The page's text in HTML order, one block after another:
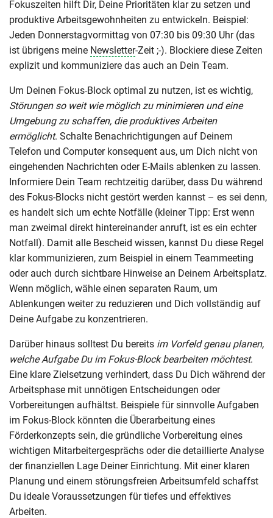
Fokuszeiten hilft Dir, Deine Prioritäten klar zu setzen und
produktive Arbeitsgewohnheiten zu entwickeln. Beispiel:
Jeden Donnerstagvormittag von 07:30 bis 09:30 Uhr (das
ist übrigens meine Newsletter-Zeit ;-). Blockiere diese Zeiten
explizit und kommuniziere das auch an Dein Team.
Um Deinen Fokus-Block optimal zu nutzen, ist es wichtig,
Störungen so weit wie möglich zu minimieren und eine
Umgebung zu schaffen, die produktives Arbeiten
ermöglicht. Schalte Benachrichtigungen auf Deinem
Telefon und Computer konsequent aus, um Dich nicht von
eingehenden Nachrichten oder E-Mails ablenken zu lassen.
Informiere Dein Team rechtzeitig darüber, dass Du während
des Fokus-Blocks nicht gestört werden kannst – es sei denn,
es handelt sich um echte Notfälle (kleiner Tipp: Erst wenn
man zweimal direkt hintereinander anruft, ist es ein echter
Notfall). Damit alle Bescheid wissen, kannst Du diese Regel
klar kommunizieren, zum Beispiel in einem Teammeeting
oder auch durch sichtbare Hinweise an Deinem Arbeitsplatz.
Wenn möglich, wähle einen separaten Raum, um
Ablenkungen weiter zu reduzieren und Dich vollständig auf
Deine Aufgabe zu konzentrieren.
Darüber hinaus solltest Du bereits im Vorfeld genau planen,
welche Aufgabe Du im Fokus-Block bearbeiten möchtest.
Eine klare Zielsetzung verhindert, dass Du Dich während der
Arbeitsphase mit unnötigen Entscheidungen oder
Vorbereitungen aufhältst. Beispiele für sinnvolle Aufgaben
im Fokus-Block könnten die Überarbeitung eines
Förderkonzepts sein, die gründliche Vorbereitung eines
wichtigen Mitarbeitergesprächs oder die detaillierte Analyse
der finanziellen Lage Deiner Einrichtung. Mit einer klaren
Planung und einem störungsfreien Arbeitsumfeld schaffst
Du ideale Voraussetzungen für tiefes und effektives
Arbeiten.